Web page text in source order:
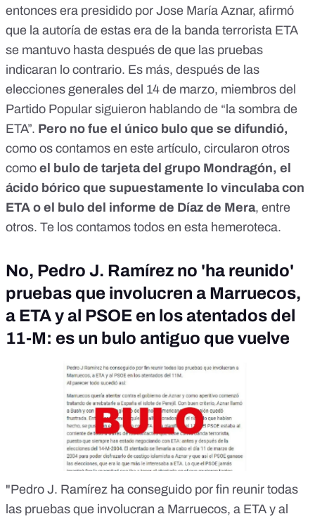
entonces era presidido por Jose María Aznar, afirmó
que la autoría de estas era de la banda terrorista ETA
se mantuvo hasta después de que las pruebas
indicaran lo contrario. Es más, después de las
elecciones generales del 14 de marzo, miembros del
Partido Popular siguieron hablando de “la sombra de
ETA”. Pero no fue el único bulo que se difundió,
como os contamos en este artículo, circularon otros
como el bulo de tarjeta del grupo Mondragón, el
ácido bórico que supuestamente lo vinculaba con
ETA o el bulo del informe de Díaz de Mera, entre
otros. Te los contamos todos en esta hemeroteca.
No, Pedro J. Ramírez no 'ha reunido'
pruebas que involucren a Marruecos,
a ETA y al PSOE en los atentados del
11-M: es un bulo antiguo que vuelve
"Pedro J. Ramírez ha conseguido por fin reunir todas
las pruebas que involucran a Marruecos, a ETA y al